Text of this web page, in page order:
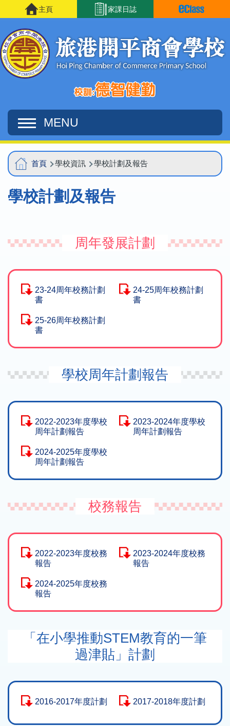
移至主內容 家課日誌
主頁
MENU
Main
navigation
導
航
連
首頁 學校資訊 學校計劃及報告
學校計劃及報告
周年發展計劃
23-24周年校務計劃
書
24-25周年校務計劃
書
25-26周年校務計劃
書
學校周年計劃報告
2022-2023年度學校
周年計劃報告
2023-2024年度學校
周年計劃報告
2024-2025年度學校
周年計劃報告
校務報告
2022-2023年度校務
報告
2023-2024年度校務
報告
2024-2025年度校務
報告
「在小學推動STEM教育的一筆
過津貼」計劃
2016-2017年度計劃 2017-2018年度計劃